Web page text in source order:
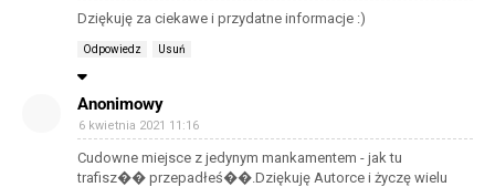
Dziękuję za ciekawe i przydatne informacje :)
Odpowiedz Usuń
Anonimowy
6 kwietnia 2021 11:16
Cudowne miejsce z jedynym mankamentem - jak tu
trafisz�� przepadłeś��.Dziękuję Autorce i życzę wielu